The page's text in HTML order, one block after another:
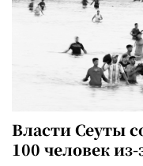
Власти Сеуты
100 человек